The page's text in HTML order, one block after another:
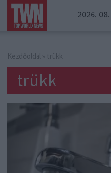
2026. 08.
Kezdőoldal » trükk
trükk